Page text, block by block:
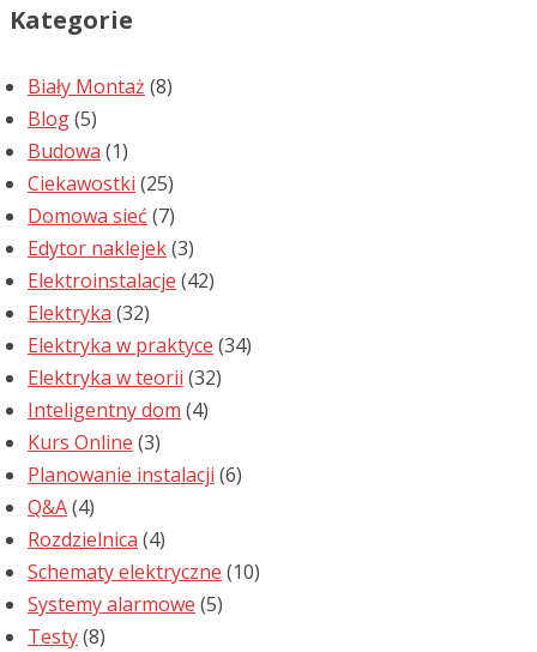
Kategorie
Biały Montaż (8)
Blog(5)
Budowa (1)
Ciekawostki (25)
Domowa sieć (7)
Edytor naklejek(3)
Elektroinstalacje (42)
Elektryka (32)
Elektryka w praktyce (34)
Elektryka w teorii (32)
Inteligentny dom (4)
Kurs Online (3)
Planowanie instalacji (6)
Q&A(4)
Rozdzielnica (4)
Schematy elektryczne (10)
Systemy alarmowe (5)
Testy(8)